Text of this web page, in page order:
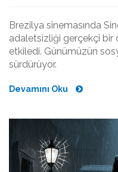
Brezilya sinemasında
adaletsizliği gerçekçi bir
etkiledi. Günümüzün
sürdürüyor.
Devamını Oku